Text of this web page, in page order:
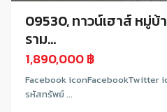
09530, ทาวน์เฮาส์ หมู่
ราม...
1,890,000 ฿
Facebook iconFacebookTwitter
รหัสทรัพย์ ...